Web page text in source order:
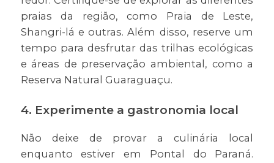
praias da região, como Praia de Leste,
Shangri-lá e outras. Além disso, reserve um
tempo para desfrutar das trilhas ecológicas
e áreas de preservação ambiental, como a
Reserva Natural Guaraguaçu.
4. Experimente a gastronomia local
Não deixe de provar a culinária local
enquanto estiver em Pontal do Paraná.